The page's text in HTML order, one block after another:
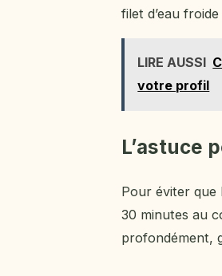
filet d’eau
LIRE AUSSI
votre profil
L’astuce
Pour éviter que
30 minutes au
profondément,